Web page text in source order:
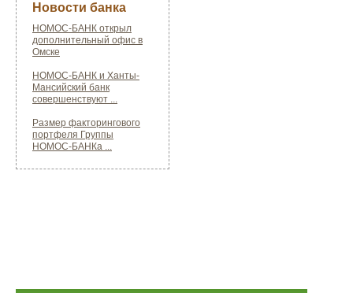
Новости банка
НОМОС-БАНК открыл
дополнительный офис в
Омске
НОМОС-БАНК и Ханты-
Мансийский банк
совершенствуют ...
Размер факторингового
портфеля Группы
НОМОС-БАНКа ...